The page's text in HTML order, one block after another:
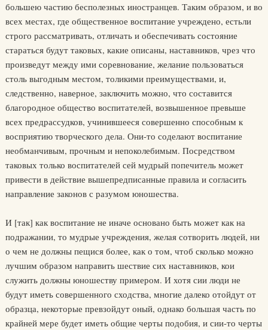
большею частию бесполезных иностранцев. Таким образом, и во
всех местах, где общественное воспитание учреждено, естьли
строго рассматривать, отличать и обеспечивать состояние
стараться будут таковых, какие описаны, наставников, чрез что
произведут между ими соревнование, желание пользоваться
столь выгодным местом, толикими преимуществами, и,
следственно, наверное, заключить можно, что составится
благородное общество воспитателей, возвышенное превыше
всех предрассудков, учинившееся совершенно способным к
восприятию творческого дела. Они-то соделают воспитание
необманчивым, прочным и непоколебимым. Посредством
таковых только воспитателей сей мудрый попечитель может
привести в действие вышепредписанные правила и согласить
направление законов с разумом юношества.
И [так] как воспитание не иначе основано быть может как на
подражании, то мудрые учреждения, желая сотворить людей, ни
о чем не должны пещися более, как о том, чтоб сколько можно
лучшим образом направить шествие сих наставников, кои
служить должны юношеству примером. И хотя сии люди не
будут иметь совершенного сходства, многие далеко отойдут от
образца, некоторые превзойдут оный, однако большая часть по
крайней мере будет иметь общие черты подобия, и сии-то черты